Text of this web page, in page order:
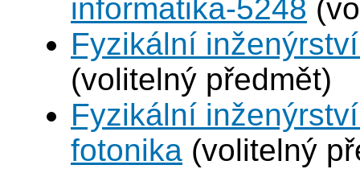
informatika-5248
Fyzikální
(volitelný předmět)
Fyzikální
fotonika (volitelný